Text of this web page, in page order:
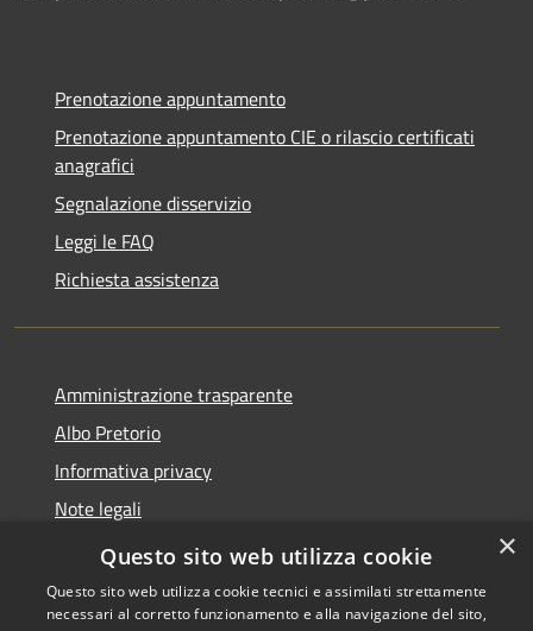
Prenotazione appuntamento
Prenotazione appuntamento CIE o rilascio certificati
anagrafici
Segnalazione disservizio
Leggi le FAQ
Richiesta assistenza
Amministrazione trasparente
Albo Pretorio
Informativa privacy
Note legali
Dichiarazione di accessibilità
×
Questo sito web utilizza cookie
Questo sito web utilizza cookie tecnici e assimilati strettamente
necessari al corretto funzionamento e alla navigazione del sito,